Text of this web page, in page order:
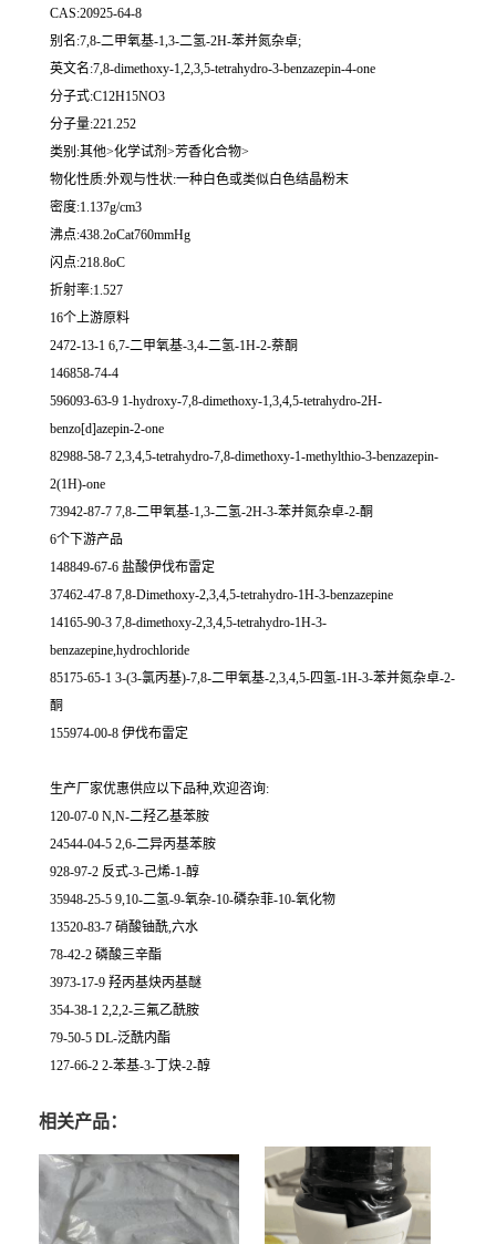
CAS:20925-64-8
别名:7,8-二甲氧基-1,3-二氢-2H-苯并氮杂卓;
英文名:7,8-dimethoxy-1,2,3,5-tetrahydro-3-benzazepin-4-one
分子式:C12H15NO3
分子量:221.252
类别:其他>化学试剂>芳香化合物>
物化性质:外观与性状:一种白色或类似白色结晶粉末
密度:1.137g/cm3
沸点:438.2oCat760mmHg
闪点:218.8oC
折射率:1.527
16个上游原料
2472-13-1 6,7-二甲氧基-3,4-二氢-1H-2-萘酮
146858-74-4
596093-63-9 1-hydroxy-7,8-dimethoxy-1,3,4,5-tetrahydro-2H-
benzo[d]azepin-2-one
82988-58-7 2,3,4,5-tetrahydro-7,8-dimethoxy-1-methylthio-3-benzazepin-
2(1H)-one
73942-87-7 7,8-二甲氧基-1,3-二氢-2H-3-苯并氮杂卓-2-酮
6个下游产品
148849-67-6 盐酸伊伐布雷定
37462-47-8 7,8-Dimethoxy-2,3,4,5-tetrahydro-1H-3-benzazepine
14165-90-3 7,8-dimethoxy-2,3,4,5-tetrahydro-1H-3-
benzazepine,hydrochloride
85175-65-1 3-(3-氯丙基)-7,8-二甲氧基-2,3,4,5-四氢-1H-3-苯并氮杂卓-2-
酮
155974-00-8 伊伐布雷定
生产厂家优惠供应以下品种,欢迎咨询:
120-07-0 N,N-二羟乙基苯胺
24544-04-5 2,6-二异丙基苯胺
928-97-2 反式-3-己烯-1-醇
35948-25-5 9,10-二氢-9-氧杂-10-磷杂菲-10-氧化物
13520-83-7 硝酸铀酰,六水
78-42-2 磷酸三辛酯
3973-17-9 羟丙基炔丙基醚
354-38-1 2,2,2-三氟乙酰胺
79-50-5 DL-泛酰内酯
127-66-2 2-苯基-3-丁炔-2-醇
相关产品：